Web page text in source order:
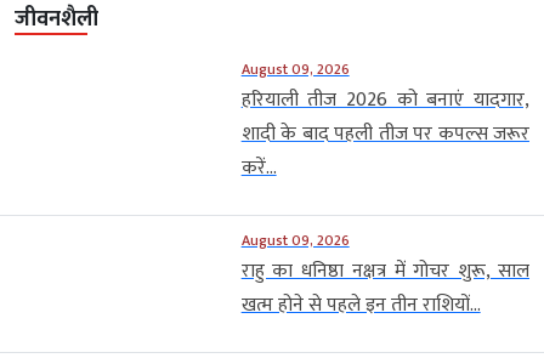
जीवनशैली
August 09, 2026
हरियाली तीज 2026 को बनाएं यादगार,
शादी के बाद पहली तीज पर कपल्स जरूर
करें...
August 09, 2026
राहु का धनिष्ठा नक्षत्र में गोचर शुरू, साल
खत्म होने से पहले इन तीन राशियों...